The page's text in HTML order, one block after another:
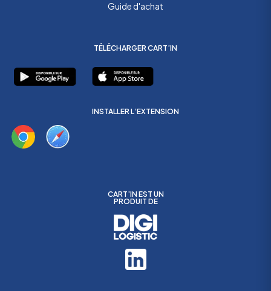
Guide d'achat
TÉLÉCHARGER CART’IN
INSTALLER L’EXTENSION
CART’IN EST UN
PRODUIT DE